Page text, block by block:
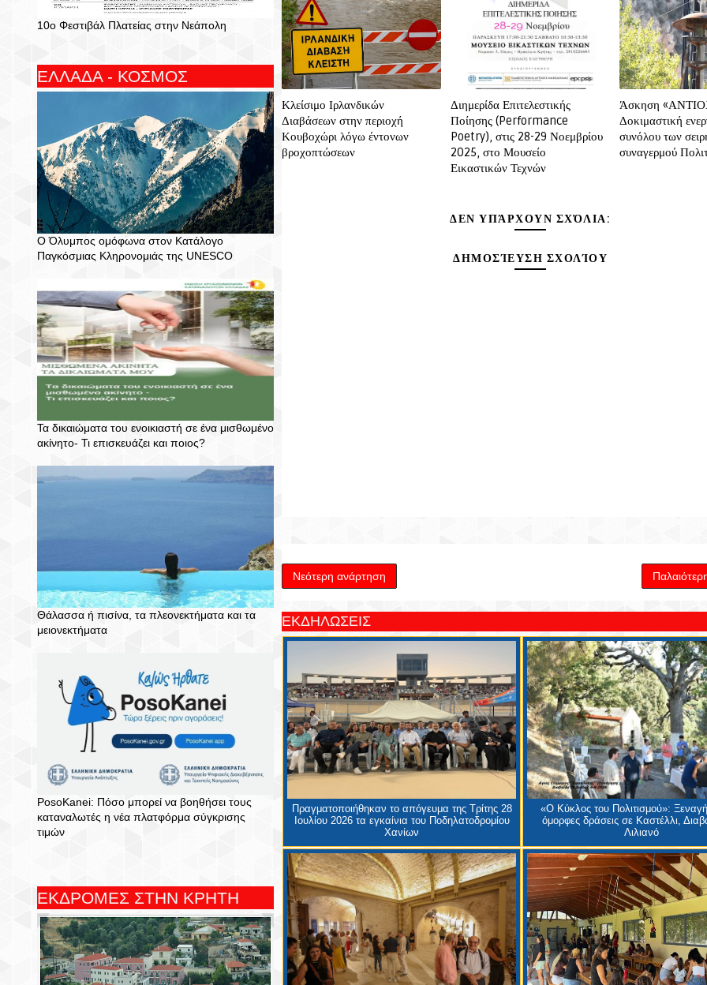
10ο Φεστιβάλ Πλατείας στην Νεάπολη
ΕΛΛΑΔΑ - ΚΟΣΜΟΣ
Ο Όλυμπος ομόφωνα στον Κατάλογο
Παγκόσμιας Κληρονομιάς της UNESCO
Τα δικαιώματα του ενοικιαστή σε ένα μισθωμένο
ακίνητο- Τι επισκευάζει και ποιος?
Θάλασσα ή πισίνα, τα πλεονεκτήματα και τα
μειονεκτήματα
PosoKanei: Πόσο μπορεί να βοηθήσει τους
καταναλωτές η νέα πλατφόρμα σύγκρισης
τιμών
ΕΚΔΡΟΜΕΣ ΣΤΗΝ ΚΡΗΤΗ
Κλείσιμο Ιρλανδικών
Διαβάσεων στην περιοχή
Κουβοχώρι λόγω έντονων
βροχοπτώσεων
Διημερίδα Επιτελεστικής
Ποίησης (Performance
Poetry), στις 28-29 Νοεμβρίου
2025, στο Μουσείο
Εικαστικών Τεχνών
Άσκηση
Δοκιμαστική
συνόλου των
συναγερμού
ΔΕΝ ΥΠΆΡΧΟΥΝ ΣΧΌΛΙΑ:
ΔΗΜΟΣΊΕΥΣΗ ΣΧΟΛΊΟΥ
Νεότερη ανάρτηση
ΕΚΔΗΛΩΣΕΙΣ
Πραγματοποιήθηκαν το απόγευμα της Τρίτης 28
Ιουλίου 2026 τα εγκαίνια του Ποδηλατοδρομίου
Χανίων
«Ο Κύκλος του Πολιτισμού»:
όμορφες δράσεις σε Καστέλλι,
Λιλιανό